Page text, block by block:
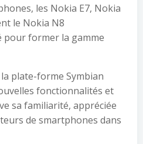
les Nokia E7, Nokia
le Nokia N8
pour former la gamme
plate-forme Symbian
fonctionnalités et
sa familiarité, appréciée
de smartphones dans